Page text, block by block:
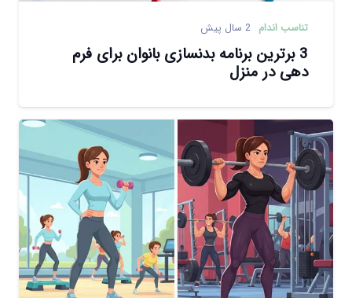
تناسب اندام 2 سال پیش
3 برترین برنامه بدنسازی بانوان برای فرم
دهی در منزل